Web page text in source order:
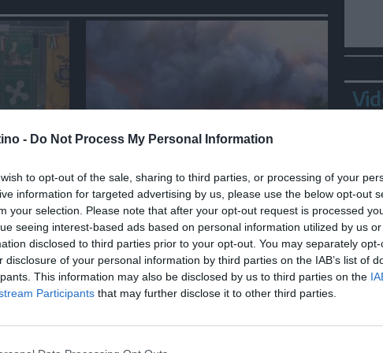
- Do Not Process My Personal Information
to opt-out of the sale, sharing to third parties, or processing of your
information for targeted advertising by us, please use the below opt-out
your selection. Please note that after your opt-out request is processed
seeing interest-based ads based on personal information utilized by us
disclosed to third parties prior to your opt-out. You may separately
disclosure of your personal information by third parties on the IAB’s list of
This information may also be disclosed by us to third parties on the
Participants that may further disclose it to other third parties.
per
Grecia, incendio a 70 km da
Atene minaccia Porto
Germeno
in